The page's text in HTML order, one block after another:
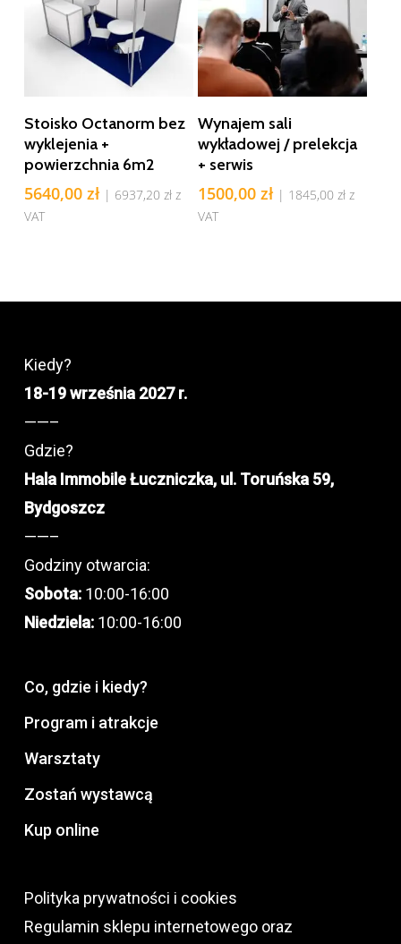
Dodaj Do Koszyka
Stoisko Octanorm bez
wyklejenia +
powierzchnia 6m2
5640,00 zł | 6937,20 złz
VAT
Dodaj Do Koszyka
Wynajem sali
wykładowej / prelekcja
+ serwis
1500,00zł | 1845,00zł z
VAT
Kiedy?
18-19 września 2027 r.
——–
Gdzie?
Hala Immobile Łuczniczka, ul. Toruńska 59,
Bydgoszcz
——–
Godziny otwarcia:
Sobota:10:00-16:00
Niedziela:10:00-16:00
Co, gdzie i kiedy?
Program i atrakcje
Warsztaty
Zostań wystawcą
Kup online
Polityka prywatności i cookies
Regulamin sklepu internetowego oraz